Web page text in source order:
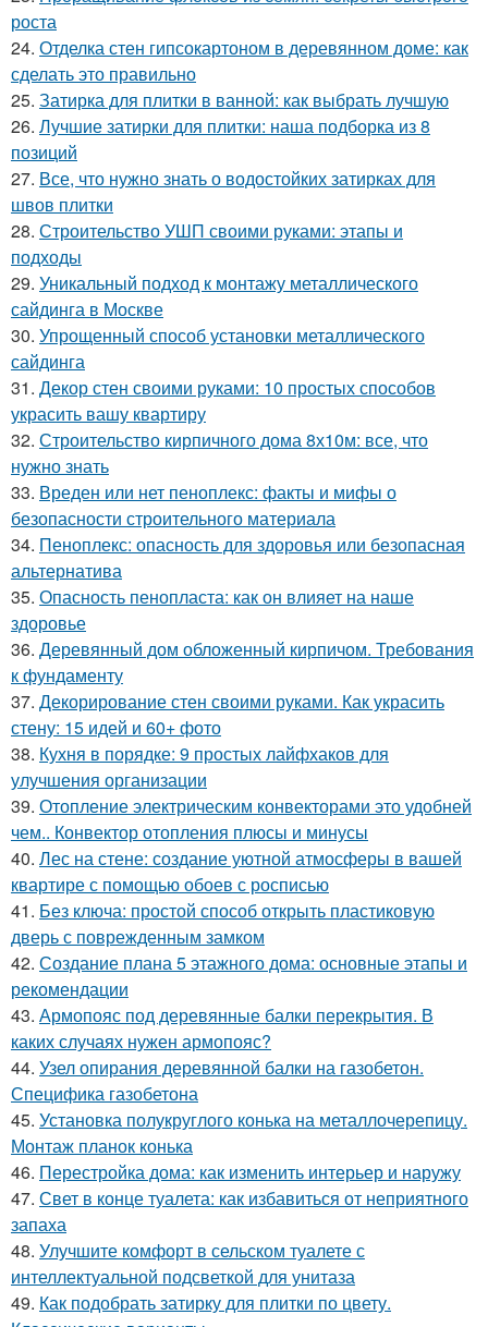
роста
24. Отделка стен гипсокартоном в деревянном доме: как
сделать это правильно
25. Затирка для плитки в ванной: как выбрать лучшую
26. Лучшие затирки для плитки: наша подборка из 8
позиций
27. Все, что нужно знать о водостойких затирках для
швов плитки
28. Строительство УШП своими руками: этапы и
подходы
29. Уникальный подход к монтажу металлического
сайдинга в Москве
30. Упрощенный способ установки металлического
сайдинга
31. Декор стен своими руками: 10 простых способов
украсить вашу квартиру
32. Строительство кирпичного дома 8х10м: все, что
нужно знать
33. Вреден или нет пеноплекс: факты и мифы о
безопасности строительного материала
34. Пеноплекс: опасность для здоровья или безопасная
альтернатива
35. Опасность пенопласта: как он влияет на наше
здоровье
36. Деревянный дом обложенный кирпичом. Требования
к фундаменту
37. Декорирование стен своими руками. Как украсить
стену: 15 идей и 60+ фото
38. Кухня в порядке: 9 простых лайфхаков для
улучшения организации
39. Отопление электрическим конвекторами это удобней
чем.. Конвектор отопления плюсы и минусы
40. Лес на стене: создание уютной атмосферы в вашей
квартире с помощью обоев с росписью
41. Без ключа: простой способ открыть пластиковую
дверь с поврежденным замком
42. Создание плана 5 этажного дома: основные этапы и
рекомендации
43. Армопояс под деревянные балки перекрытия. В
каких случаях нужен армопояс?
44. Узел опирания деревянной балки на газобетон.
Специфика газобетона
45. Установка полукруглого конька на металлочерепицу.
Монтаж планок конька
46. Перестройка дома: как изменить интерьер и наружу
47. Свет в конце туалета: как избавиться от неприятного
запаха
48. Улучшите комфорт в сельском туалете с
интеллектуальной подсветкой для унитаза
49. Как подобрать затирку для плитки по цвету.